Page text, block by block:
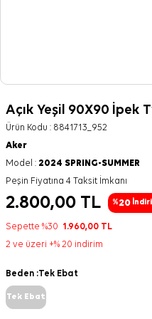
Açık Yeşil 90X90 İpek
Ürün Kodu : 8841713_952
Aker
Model : 2024 SPRING-SUMMER
Peşin Fiyatına 4 Taksit İmkanı
2.800,00 TL %20
Sepette %30 1.960,00 TL
2 ve üzeri +% 20 indirim
Beden :Tek Ebat
Tek Ebat